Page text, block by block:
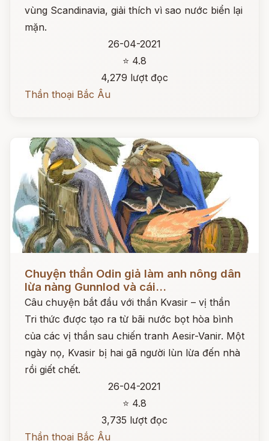
vùng Scandinavia, giải thích vì sao nước biển lại
mặn.
26-04-2021
⭐ 4.8
4,279 lượt đọc
Thần thoại Bắc Âu
Chuyện thần Odin giả làm anh nông dân
lừa nàng Gunnlod và cái...
Câu chuyện bắt đầu với thần Kvasir – vị thần
Tri thức được tạo ra từ bãi nước bọt hòa bình
của các vị thần sau chiến tranh Aesir-Vanir. Một
ngày nọ, Kvasir bị hai gã người lùn lừa đến nhà
rồi giết chết.
26-04-2021
⭐ 4.8
3,735 lượt đọc
Thần thoại Bắc Âu